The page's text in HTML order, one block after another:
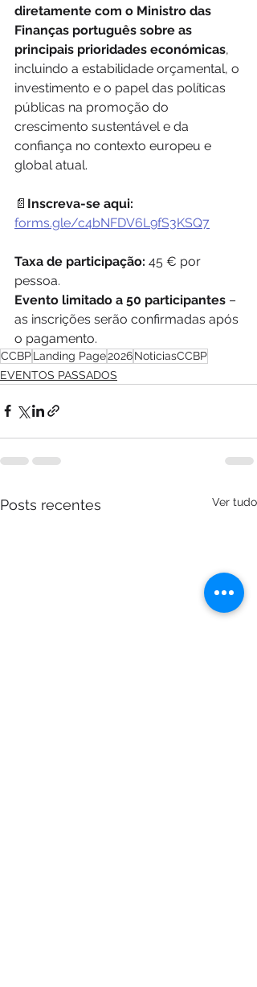
diretamente com o Ministro das
Finanças português sobre as
principais prioridades económicas,
incluindo a estabilidade orçamental, o
investimento e o papel das políticas
públicas na promoção do
crescimento sustentável e da
confiança no contexto europeu e
global atual.
📄 Inscreva-se aqui:
forms.gle/c4bNFDV6L9fS3KSQ7
Taxa de participação: 45 € por
pessoa.
Evento limitado a 50 participantes –
as inscrições serão confirmadas após
o pagamento.
CCBPLanding Page2026NoticiasCCBP
EVENTOS PASSADOS
Posts recentes Ver tudo